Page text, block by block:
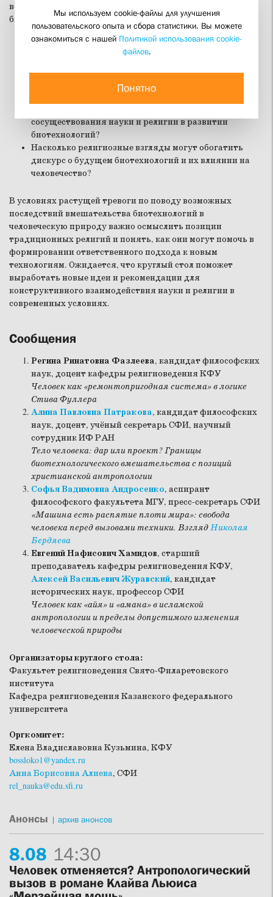
восприятие религиозными традициями
биотехнологического преобразования человека.
Каково понимание природы человека в религиозных
Каковы границы человеческого вмешательства в
биологическую природу с точки зрения
сосуществования науки и религии в развитии
биотехнологий?
Насколько религиозные взгляды могут обогатить
дискурс о будущем биотехнологий и их влиянии на
человечество?
В условиях растущей тревоги по поводу возможных
последствий вмешательства биотехнологий в
человеческую природу важно осмыслить позиции
традиционных религий и понять, как они могут помочь в
формировании ответственного подхода к новым
технологиям. Ожидается, что круглый стол поможет
выработать новые идеи и рекомендации для
конструктивного взаимодействия науки и религии в
современных условиях.
Сообщения
Регина Ринатовна Фазлеева, кандидат философских
наук, доцент кафедры религиоведения КФУ
Человек как «ремонтопригодная система» в логике
Стива Фуллера
Алина Павловна Патракова, кандидат философских
наук, доцент, учёный секретарь СФИ, научный
сотрудник ИФ РАН
Тело человека: дар или проект? Границы
биотехнологического вмешательства с позиций
христианской антропологии
Софья Вадимовна Андросенко, аспирант
философского факультета МГУ, пресс-секретарь СФИ
«Машина есть распятие плоти мира»: свобода
человека перед вызовами техники. ВзглядНиколая
Бердяева
Евгений Нафисович Хамидов, старший
преподаватель кафедры религиоведения КФУ,
Алексей Васильевич Журавский, кандидат
исторических наук, профессор СФИ
Человек как «айя» и «амана» в исламской
антропологии и пределы допустимого изменения
человеческой природы
Организаторы круглого стола:
Факультет религиоведения Свято-Филаретовского
института
Кафедра религиоведения Казанского федерального
университета
Оргкомитет:
Елена Владиславовна Кузьмина, КФУ
bossloko1@yandex.ru
Анна Борисовна Алиева, СФИ
rel_nauka@edu.sfi.ru
Анонсы | архив анонсов
8.08 14:30
Человек отменяется? Антропологический
вызов в романе Клайва Льюиса
Мы используем cookie-файлы для улучшения
пользовательского опыта и сбора статистики. Вы можете
ознакомиться с нашей Политикой использования cookie-
файлов.
Понятно